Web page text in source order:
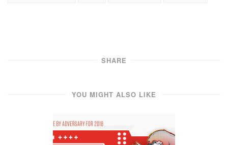
SHARE
YOU MIGHT ALSO LIKE